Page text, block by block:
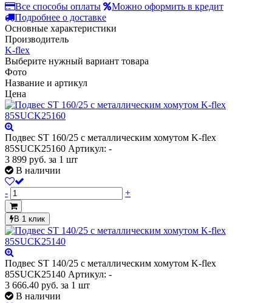
Все способы оплаты
Можно оформить в кредит
Подробнее о доставке
Основные характеристики
Производитель
K-flex
Выберите нужный вариант товара
Фото
Название и артикул
Цена
Подвес ST 160/25 с металлическим хомутом K-flex
85SUCK25160 Артикул: -
3 899 руб. за 1 шт
В наличии
- +
В 1 клик
Подвес ST 140/25 с металлическим хомутом K-flex
85SUCK25140 Артикул: -
3 666.40 руб. за 1 шт
В наличии